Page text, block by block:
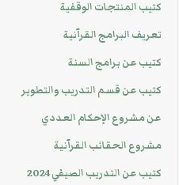
كتيب المنتجات الوقفية
تعريف البرامج القرآنية
كتيب عن برامج السنة
كتيب عن قسم التدريب والتطوير
عن مشروع الإحكام العددي
مشروع الحقائب القرآنية
كتيب عن التدريب الصيفي 2024